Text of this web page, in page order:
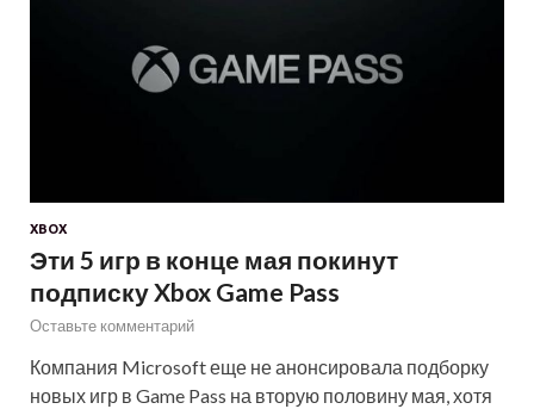
XBOX
Эти 5 игр в конце мая покинут
подписку Xbox Game Pass
Оставьте комментарий
Компания Microsoft еще не анонсировала подборку
новых игр в Game Pass на вторую половину мая, хотя